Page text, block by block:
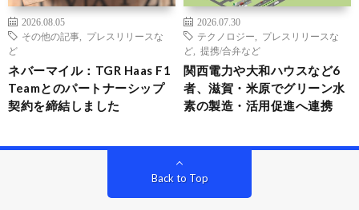
2026.08.05
その他の記事
プレスリリースな
ど
ネバーマイル：TGR Haas F1
Teamとのパートナーシップ
契約を締結しました
2026.07.30
テクノロジー
プレスリリースな
ど
提携/合弁など
関西電力や大和ハウスなど6
者、滋賀・米原でグリーン水
素の製造・活用促進へ連携
Back to Top